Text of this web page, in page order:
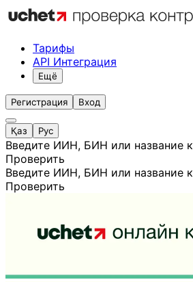
Тарифы
API Интеграция
Ещё
Регистрация Вход
Қаз Рус
Введите ИИН, БИН или название
Проверить
Введите ИИН, БИН или название
Проверить